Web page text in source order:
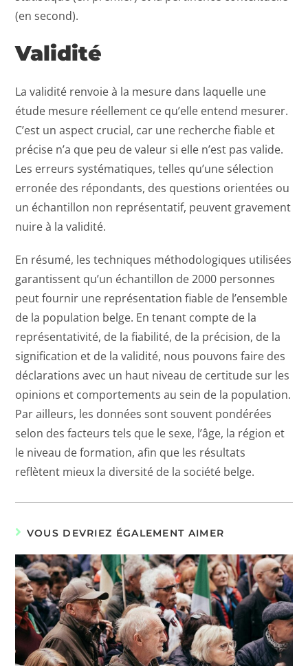
(en second).
Validité
La validité renvoie à la mesure dans laquelle une
étude mesure réellement ce qu’elle entend mesurer.
C’est un aspect crucial, car une recherche fiable et
précise n’a que peu de valeur si elle n’est pas valide.
Les erreurs systématiques, telles qu’une sélection
erronée des répondants, des questions orientées ou
un échantillon non représentatif, peuvent gravement
nuire à la validité.
En résumé, les techniques méthodologiques utilisées
garantissent qu’un échantillon de 2000 personnes
peut fournir une représentation fiable de l’ensemble
de la population belge. En tenant compte de la
représentativité, de la fiabilité, de la précision, de la
signification et de la validité, nous pouvons faire des
déclarations avec un haut niveau de certitude sur les
opinions et comportements au sein de la population.
Par ailleurs, les données sont souvent pondérées
selon des facteurs tels que le sexe, l’âge, la région et
le niveau de formation, afin que les résultats
reflètent mieux la diversité de la société belge.
VOUS DEVRIEZ ÉGALEMENT AIMER